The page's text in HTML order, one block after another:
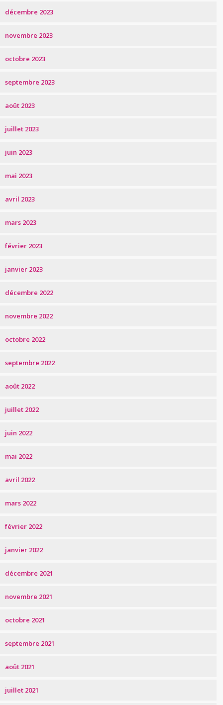
décembre 2023
novembre 2023
octobre 2023
septembre 2023
août 2023
juillet 2023
juin 2023
mai 2023
avril 2023
mars 2023
février 2023
janvier 2023
décembre 2022
novembre 2022
octobre 2022
septembre 2022
août 2022
juillet 2022
juin 2022
mai 2022
avril 2022
mars 2022
février 2022
janvier 2022
décembre 2021
novembre 2021
octobre 2021
septembre 2021
août 2021
juillet 2021